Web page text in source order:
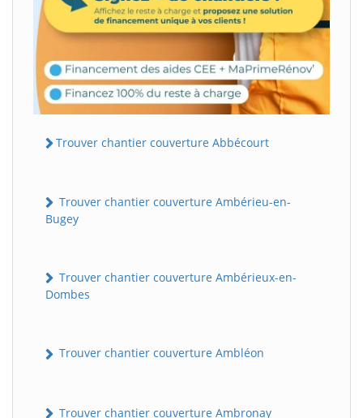
Trouver chantier couverture Abbécourt
Trouver chantier couverture Ambérieu-en-
Bugey
Trouver chantier couverture Ambérieux-en-
Dombes
Trouver chantier couverture Ambléon
Trouver chantier couverture Ambronay